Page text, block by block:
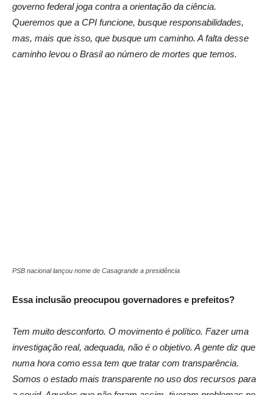
governo federal joga contra a orientação da ciência.
Queremos que a CPI funcione, busque responsabilidades,
mas, mais que isso, que busque um caminho. A falta desse
caminho levou o Brasil ao número de mortes que temos.
PSB nacional lançou nome de Casagrande a presidência
Essa inclusão preocupou governadores e prefeitos?
Tem muito desconforto. O movimento é político. Fazer uma
investigação real, adequada, não é o objetivo. A gente diz que
numa hora como essa tem que tratar com transparência.
Somos o estado mais transparente no uso dos recursos para